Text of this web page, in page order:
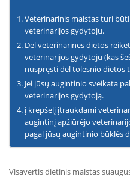
Veterinarinis maistas turi
veterinarijos gydytoju.
Dėl veterinarinės dietos
veterinarijos gydytoju (kas
nuspręsti dėl tolesnio dietos
Jei jūsų augintinio sveikata
veterinarijos gydytoją.
į krepšelį įtraukdami
augintinį apžiūrėjo
pagal jūsų augintinio būklės
Visavertis dietinis maistas